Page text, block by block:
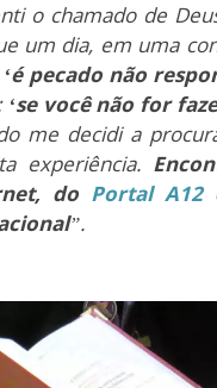
o chamado de
um dia, em uma
‘é pecado não
‘se você não for
me decidi a
experiência.
do Portal A12
”.